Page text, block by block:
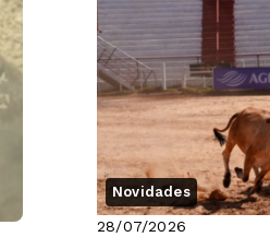
Novidades
28/07/2026